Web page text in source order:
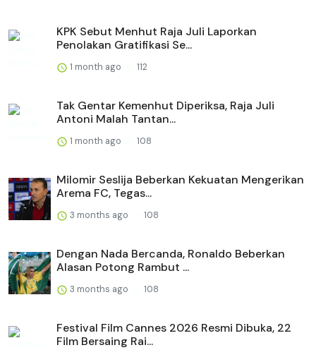
KPK Sebut Menhut Raja Juli Laporkan
Penolakan Gratifikasi Se...
1 month ago 112
Tak Gentar Kemenhut Diperiksa, Raja Juli
Antoni Malah Tantan...
1 month ago 108
Milomir Seslija Beberkan Kekuatan Mengerikan
Arema FC, Tegas...
3 months ago 108
Dengan Nada Bercanda, Ronaldo Beberkan
Alasan Potong Rambut ...
3 months ago 108
Festival Film Cannes 2026 Resmi Dibuka, 22
Film Bersaing Rai...